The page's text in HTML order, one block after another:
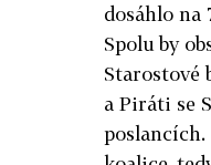
dosáhlo na
Spolu by
Starostové
a Piráti se
poslancích.